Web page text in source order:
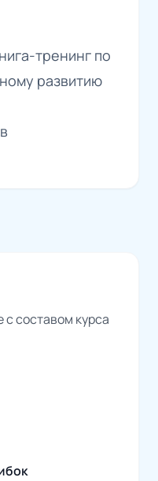
тренинг по
развитию
составом курса